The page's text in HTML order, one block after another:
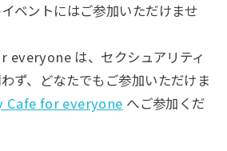
ベントにはご参加いただけませ
は、セクシュアリティ
わず、どなたでもご参加いただけま
Cafe for everyone へご参加くだ